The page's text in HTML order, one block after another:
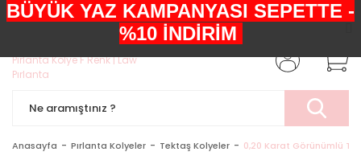
+90552 303 05 29
Anasayfa Pırlanta Kolyeler Tektaş Kolyeler 0,20 Karat Görünümlü
BÜYÜK YAZ KAMPANYASI SEPETTE -
%10 İNDİRİM